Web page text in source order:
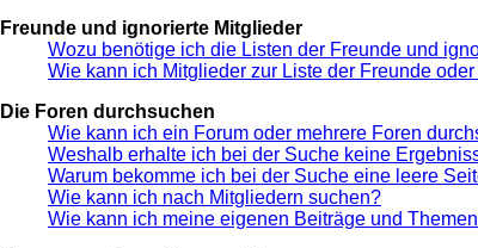
Freunde und ignorierte Mitglieder
Wozu benötige ich die Listen der Freunde und
Wie kann ich Mitglieder zur Liste der Freunde
Die Foren durchsuchen
Wie kann ich ein Forum oder mehrere Foren
Weshalb erhalte ich bei der Suche keine
Warum bekomme ich bei der Suche eine leere
Wie kann ich nach Mitgliedern suchen?
Wie kann ich meine eigenen Beiträge und